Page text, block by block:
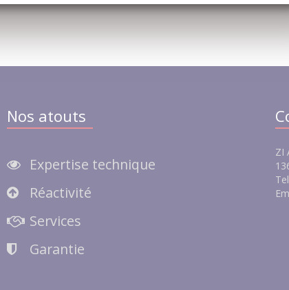
Nos atouts
Expertise technique
Réactivité
Services
Garantie
ZI